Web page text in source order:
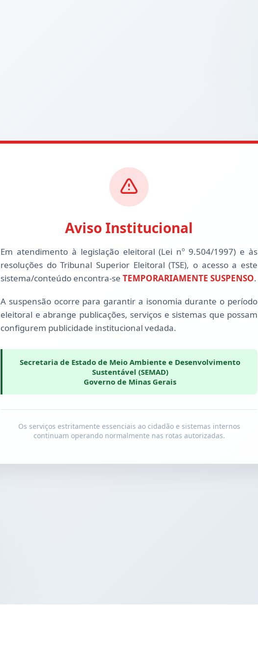
Aviso Institucional
Em atendimento à legislação eleitoral (Lei nº 9.504/1997) e às
resoluções do Tribunal Superior Eleitoral (TSE), o acesso a este
sistema/conteúdo encontra-se TEMPORARIAMENTE SUSPENSO.
A suspensão ocorre para garantir a isonomia durante o período
eleitoral e abrange publicações, serviços e sistemas que possam
configurem publicidade institucional vedada.
Secretaria de Estado de Meio Ambiente e Desenvolvimento
Sustentável (SEMAD)
Governo de Minas Gerais
Os serviços estritamente essenciais ao cidadão e sistemas internos
continuam operando normalmente nas rotas autorizadas.